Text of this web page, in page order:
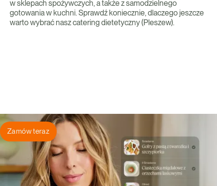
w sklepach spożywczych, a także z samodzielnego
gotowania w kuchni. Sprawdź koniecznie, dlaczego jeszcze
warto wybrać nasz catering dietetyczny (Pleszew).
Zamów teraz